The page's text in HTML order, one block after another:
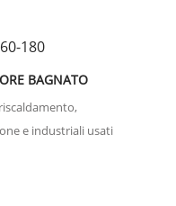
180
BAGNATO
e industriali usati